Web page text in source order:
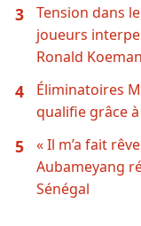
3
Tension dans
joueurs
Ronald Koeman
4
Éliminatoires
qualifie grâce à
5
« Il m’a fait
Aubameyang
Sénégal